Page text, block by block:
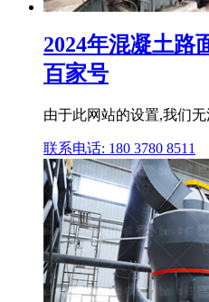
2024年混凝土路
百家号
由于此网站的设置,我们
联系电话: 180 3780 8511